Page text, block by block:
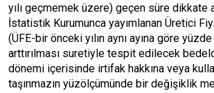
yılı geçmemek üzere) geçen süre dikkate
İstatistik Kurumunca yayımlanan Üretici
(ÜFE-bir önceki yılın aynı ayına göre
arttırılması suretiyle tespit edilecek
dönemi içerisinde irtifak hakkına veya
taşınmazın yüzölçümünde bir değişiklik